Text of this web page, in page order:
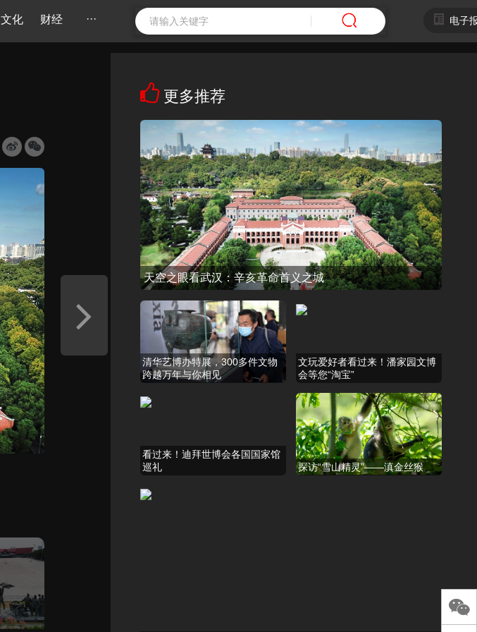
文化 财经 ··· 电子
更多推荐
天空之眼看武汉：辛亥革命首义之城
清华艺博办特展，300多件文物
跨越万年与你相见
文玩爱好者看过来！潘家园文博
会等您“淘宝”
看过来！迪拜世博会各国国家馆
巡礼
探访“雪山精灵”——滇金丝猴